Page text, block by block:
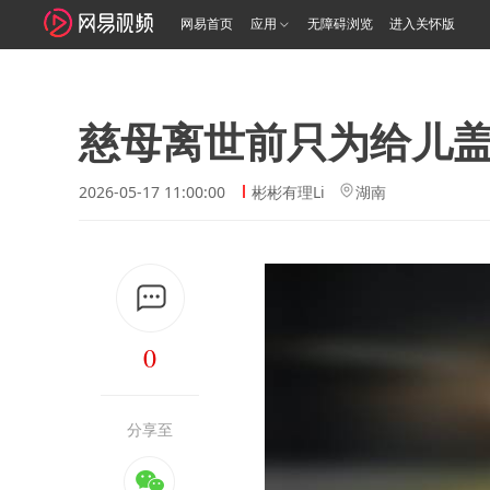
网易首页 应用 无障碍浏览 进入关怀版
慈母离世前只为给儿
2026-05-17 11:00:00 彬彬有理Li 湖南
0
分享至